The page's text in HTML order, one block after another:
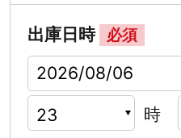
出庫日時 必須
時